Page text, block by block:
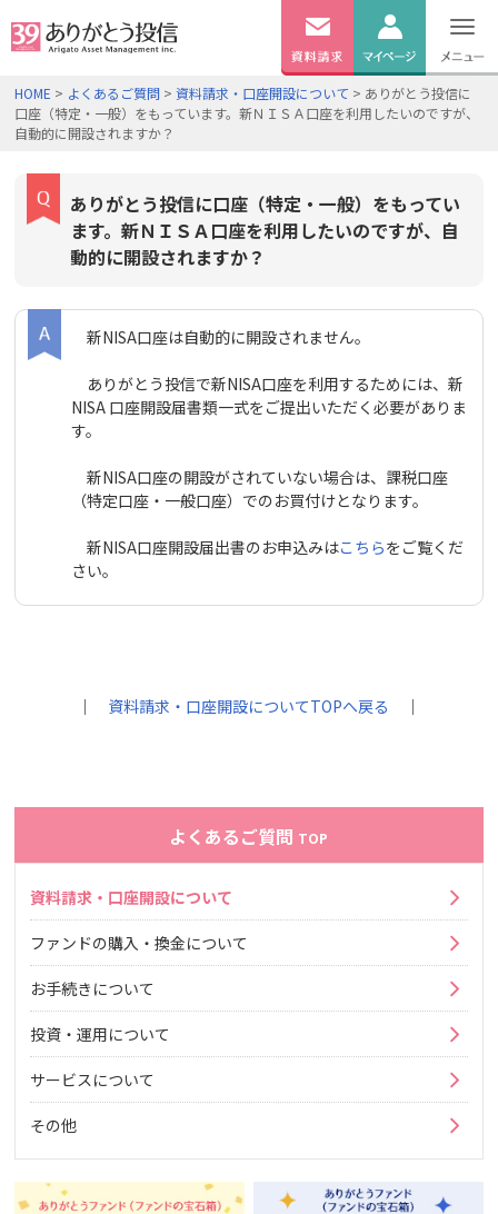
無料資料
請求
ログイン
HOME > よくあるご質問 >資料請求・口座開設について > ありがとう投信に
口座（特定・一般）をもっています。新ＮＩＳＡ口座を利用したいのですが、
自動的に開設されますか？
ありがとう投信に口座（特定・一般）をもってい
ます。新ＮＩＳＡ口座を利用したいのですが、自
動的に開設されますか？
新NISA口座は自動的に開設されません。
ありがとう投信で新NISA口座を利用するためには、新
NISA 口座開設届書類一式をご提出いただく必要がありま
す。
新NISA口座の開設がされていない場合は、課税口座
（特定口座・一般口座）でのお買付けとなります。
新NISA口座開設届出書のお申込みはこちらをご覧くだ
さい。
｜ 資料請求・口座開設についてTOPへ戻る ｜
よくあるご質問 TOP
資料請求・口座開設について
ファンドの購入・換金について
お手続きについて
投資・運用について
サービスについて
その他